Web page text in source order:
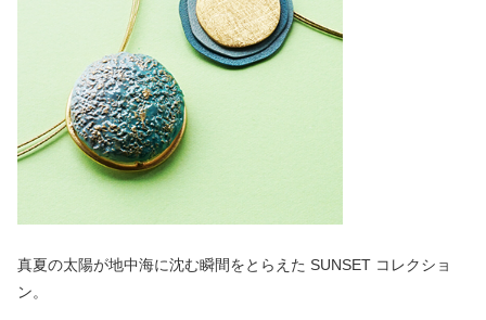
真夏の太陽が地中海に沈む瞬間をとらえた SUNSET コレクショ
ン。